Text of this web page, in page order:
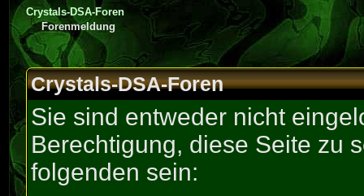
Crystals-DSA-Foren
Forenmeldung
Crystals-DSA-Foren
Sie sind entweder nicht
Berechtigung, diese Seite zu
folgenden sein: